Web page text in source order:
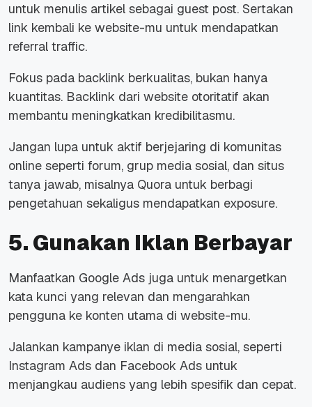
untuk menulis artikel sebagai guest post. Sertakan
link kembali ke website-mu untuk mendapatkan
referral traffic.
Fokus pada backlink berkualitas, bukan hanya
kuantitas. Backlink dari website otoritatif akan
membantu meningkatkan kredibilitasmu.
Jangan lupa untuk aktif berjejaring di komunitas
online seperti forum, grup media sosial, dan situs
tanya jawab, misalnya Quora untuk berbagi
pengetahuan sekaligus mendapatkan exposure.
5. Gunakan Iklan Berbayar
Manfaatkan Google Ads juga untuk menargetkan
kata kunci yang relevan dan mengarahkan
pengguna ke konten utama di website-mu.
Jalankan kampanye iklan di media sosial, seperti
Instagram Ads dan Facebook Ads untuk
menjangkau audiens yang lebih spesifik dan cepat.